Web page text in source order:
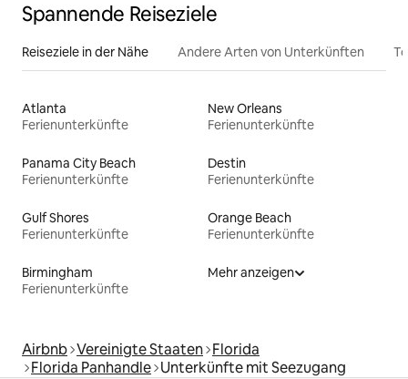
Spannende Reiseziele
Reiseziele in der Nähe Andere Arten von Unterkünften
Atlanta
Ferienunterkünfte
New Orleans
Ferienunterkünfte
Panama City Beach
Ferienunterkünfte
Destin
Ferienunterkünfte
Gulf Shores
Ferienunterkünfte
Orange Beach
Ferienunterkünfte
Birmingham
Ferienunterkünfte
Mehr anzeigen
Airbnb Vereinigte Staaten Florida
Florida Panhandle Unterkünfte mit Seezugang